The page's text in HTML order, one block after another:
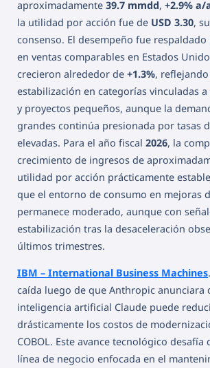
aproximadamente 39.7 mmdd, +2.9% a/
la utilidad por acción fue de USD 3.30,
consenso. El desempeño fue
en ventas comparables en Estados
crecieron alrededor de +1.3%,
estabilización en categorías vinculadas
y proyectos pequeños, aunque la
grandes continúa presionada por tasas
elevadas. Para el año fiscal 2026, la
crecimiento de ingresos de
utilidad por acción prácticamente
que el entorno de consumo en mejoras
permanece moderado, aunque con
estabilización tras la desaceleración
últimos trimestres.
IBM – International Business Machines
caída luego de que Anthropic anunciara
inteligencia artificial Claude puede
drásticamente los costos de
COBOL. Este avance tecnológico desafía
línea de negocio enfocada en el